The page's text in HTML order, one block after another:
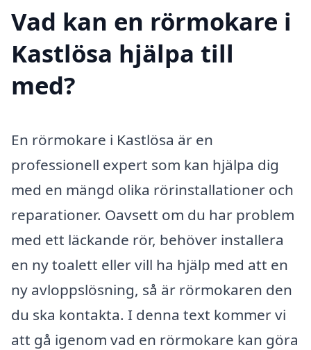
Vad kan en rörmokare i
Kastlösa hjälpa till
med?
En rörmokare i Kastlösa är en
professionell expert som kan hjälpa dig
med en mängd olika rörinstallationer och
reparationer. Oavsett om du har problem
med ett läckande rör, behöver installera
en ny toalett eller vill ha hjälp med att en
ny avloppslösning, så är rörmokaren den
du ska kontakta. I denna text kommer vi
att gå igenom vad en rörmokare kan göra